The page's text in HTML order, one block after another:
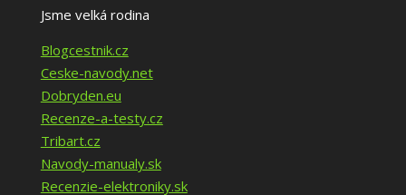
Jsme velká rodina
Blogcestnik.cz
Ceske-navody.net
Dobryden.eu
Recenze-a-testy.cz
Tribart.cz
Navody-manualy.sk
Recenzie-elektroniky.sk